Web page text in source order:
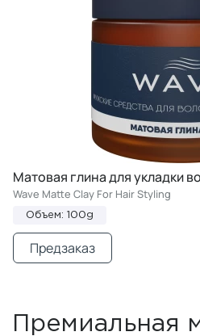
Матовая глина для укладки
Wave Matte Clay For Hair Styling
Объем: 100g
Предзаказ
Премиальная